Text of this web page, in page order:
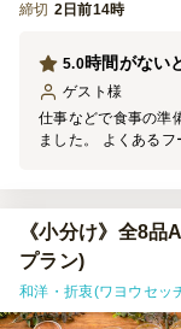
締切 2日前14時
時間がない
5.0
ゲスト 様
仕事などで食事の準
ました。 よくある
す。 紐を引いて食
温まります。 お店
ない時、お店に行け
種類のお料理も食べ
《小分け》全8
プラン)
和洋・折衷(ワヨウセッ